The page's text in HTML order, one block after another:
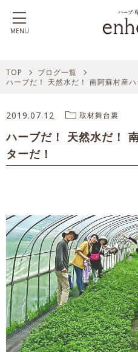
MENU
TOP
ブログ一覧
ハーブだ！ 天然水だ！ 南阿蘇村産ハ
2019.07.12 取材舞台裏
ハーブだ！ 天然水だ！
ターだ！